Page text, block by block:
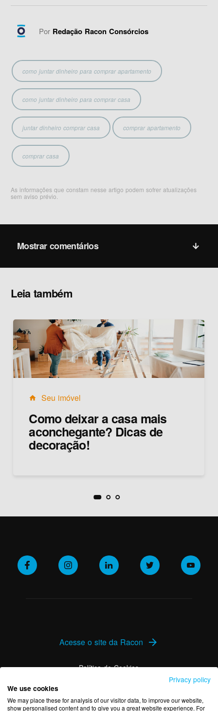
Por Redação Racon Consórcios
como juntar dinheiro para comprar apartamento
como juntar dinheiro para comprar casa
juntar dinheiro comprar casa comprar apartamento
comprar casa
As informações que constam nesse artigo podem sofrer atualizações
sem aviso prévio.
Mostrar comentários
Leia também
home Seu imóvel
Como deixar a casa mais
aconchegante? Dicas de
decoração!
Acesse o site da Racon arrow_forward
Política de Cookies
Privacy policy
We use cookies
We may place these for analysis of our visitor data, to improve our website,
show personalised content and to give you a great website experience. For